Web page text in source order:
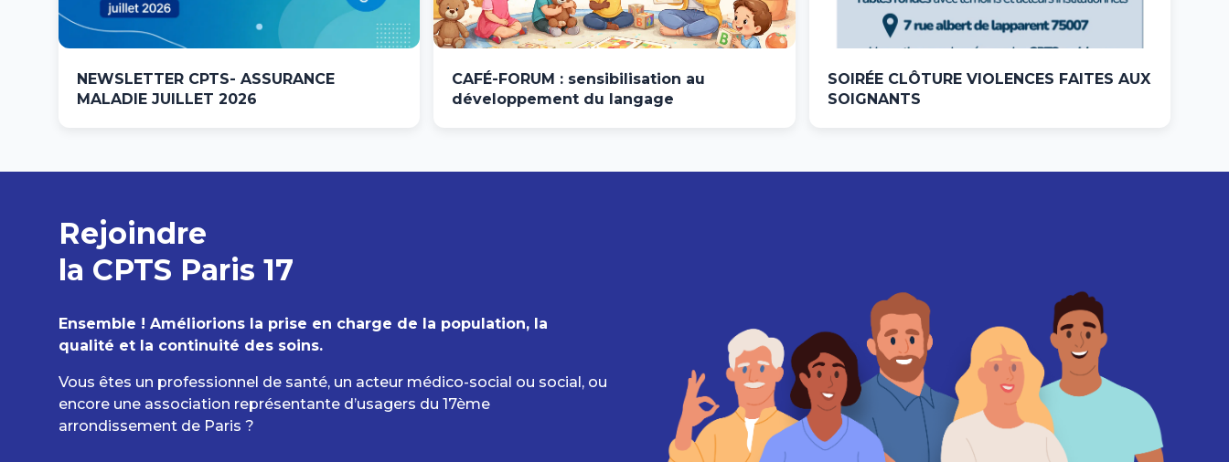
NEWSLETTER CPTS- ASSURANCE
MALADIE JUILLET 2026
CAFÉ-FORUM : sensibilisation au
développement du langage
SOIRÉE CLÔTURE VIOLENCES FAITES AUX
SOIGNANTS
Rejoindre
la CPTS Paris 17
Ensemble ! Améliorions la prise en charge de la population, la
qualité et la continuité des soins.
Vous êtes un professionnel de santé, un acteur médico-social ou social, ou
encore une association représentante d’usagers du 17ème
arrondissement de Paris ?